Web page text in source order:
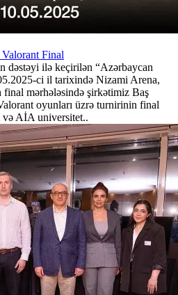
Final
dəstəyi ilə keçirilən “Azərbaycan
ci il tarixində Nizami Arena,
mərhələsində şirkətimiz Baş
oyunları üzrə turnirinin final
AİA universitet..